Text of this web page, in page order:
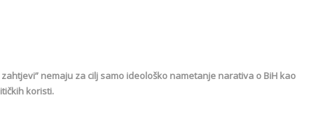
nemaju za cilj samo ideološko nametanje narativa o BiH kao
koristi.